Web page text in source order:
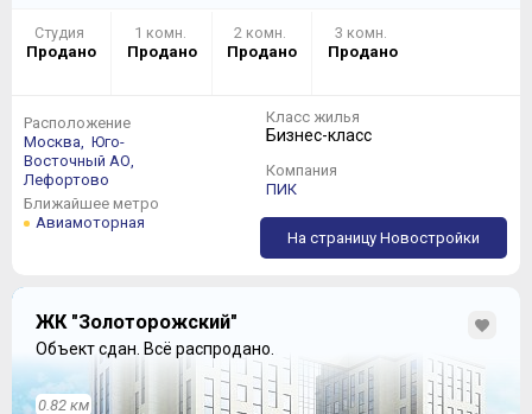
Студия
Продано
1 комн.
Продано
2 комн.
Продано
3 комн.
Продано
Расположение
Москва, Юго-
Восточный АО,
Лефортово
Ближайшее метро
Авиамоторная
Класс жилья
Бизнес-класс
Компания
ПИК
На страницу Новостройки
ЖК "Золоторожский"
Объект сдан. Всё распродано.
0.82 км